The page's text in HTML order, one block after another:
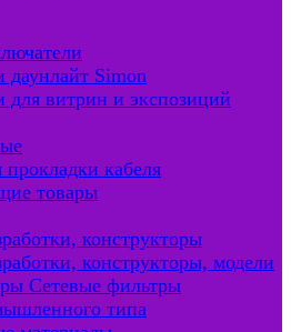
даунлайт Simon
для витрин и экспозиций
кабеля
товары
конструкторы
конструкторы, модели
Сетевые фильтры
типа